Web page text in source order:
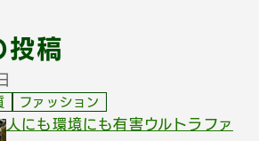
投稿
ファッション
人にも環境にも有害ウルトラファ